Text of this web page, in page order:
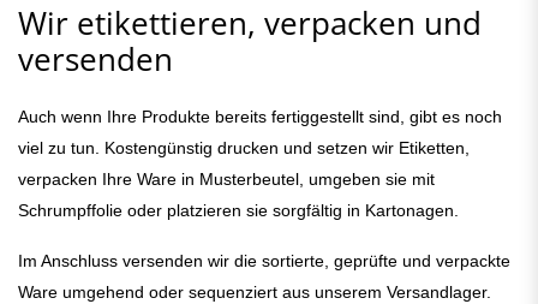
Wir etikettieren, verpacken und
versenden
Auch wenn Ihre Produkte bereits fertiggestellt sind, gibt es noch
viel zu tun. Kostengünstig drucken und setzen wir Etiketten,
verpacken Ihre Ware in Musterbeutel, umgeben sie mit
Schrumpffolie oder platzieren sie sorgfältig in Kartonagen.
Im Anschluss versenden wir die sortierte, geprüfte und verpackte
Ware umgehend oder sequenziert aus unserem Versandlager.